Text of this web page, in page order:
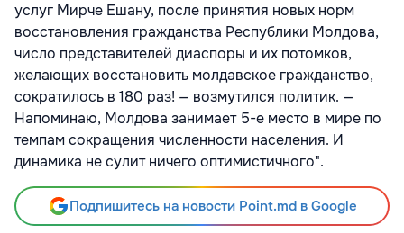
услуг Мирче Ешану, после принятия новых норм
восстановления гражданства Республики Молдова,
число представителей диаспоры и их потомков,
желающих восстановить молдавское гражданство,
сократилось в 180 раз! — возмутился политик. —
Напоминаю, Молдова занимает 5-е место в мире по
темпам сокращения численности населения. И
динамика не сулит ничего оптимистичного".
Подпишитесь на новости Point.md в Google